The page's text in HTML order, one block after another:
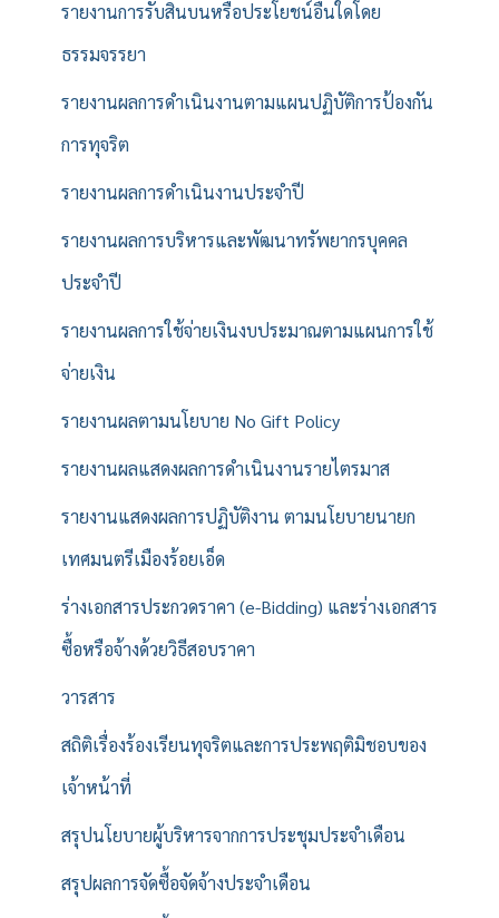
รายงานการรับสินบนหรือประโยชน์อื่นใดโดย
ธรรมจรรยา
รายงานผลการดำเนินงานตามแผนปฏิบัติการป้องกัน
การทุจริต
รายงานผลการดำเนินงานประจำปี
รายงานผลการบริหารและพัฒนาทรัพยากรบุคคล
ประจำปี
รายงานผลการใช้จ่ายเงินงบประมาณตามแผนการใช้
จ่ายเงิน
รายงานผลตามนโยบาย No Gift Policy
รายงานผลแสดงผลการดำเนินงานรายไตรมาส
รายงานแสดงผลการปฏิบัติงาน ตามนโยบายนายก
เทศมนตรีเมืองร้อยเอ็ด
ร่างเอกสารประกวดราคา (e-Bidding) และร่างเอกสาร
ซื้อหรือจ้างด้วยวิธีสอบราคา
วารสาร
สถิติเรื่องร้องเรียนทุจริตและการประพฤติมิชอบของ
เจ้าหน้าที่
สรุปนโยบายผู้บริหารจากการประชุมประจำเดือน
สรุปผลการจัดซื้อจัดจ้างประจำเดือน